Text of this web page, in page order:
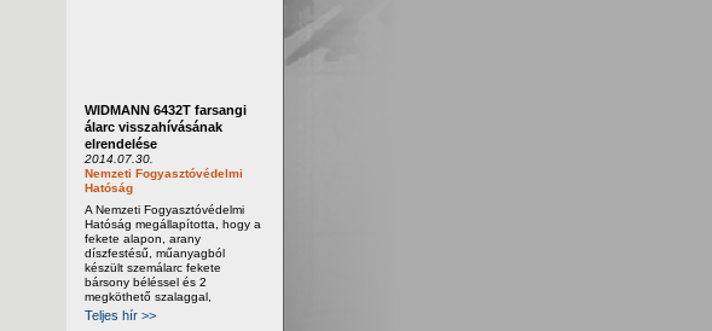
WIDMANN 6432T farsangi
álarc visszahívásának
elrendelése
2014.07.30.
Nemzeti Fogyasztóvédelmi
Hatóság
A Nemzeti Fogyasztóvédelmi
Hatóság megállapította, hogy a
fekete alapon, arany
díszfestésű, műanyagból
készült szemálarc fekete
bársony béléssel és 2
megköthető szalaggal,
Teljes hír >>